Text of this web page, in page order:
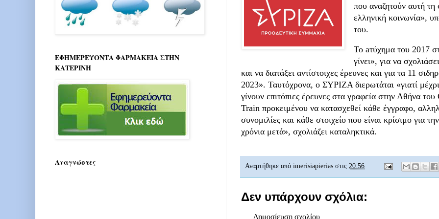
που αναζητούν αυτή τη
ελληνική κοινωνία»,
του.
To aτύχημα του 2017
γίνει», για να
και να διατάξει αντίστοιχες έρευνες και για τα 11
2023». Ταυτόχρονα, ο ΣΥΡΙΖΑ διερωτάται «γιατί
γίνουν επιτόπιες έρευνες στα γραφεία στην Αθήνα
Train προκειμένου να κατασχεθεί κάθε έγγραφο,
συνομιλίες και κάθε στοιχείο που είναι κρίσιμο για
χρόνια μετά», σχολιάζει καταληκτικά.
Αναρτήθηκε από imerisiapierias στις 20:56
Δεν υπάρχουν σχόλια:
Δημοσίευση σχολίου
ΕΦΗΜΕΡΕΥΟΝΤΑ ΦΑΡΜΑΚΕΙΑ ΣΤΗΝ
ΚΑΤΕΡΙΝΗ
Αναγνώστες